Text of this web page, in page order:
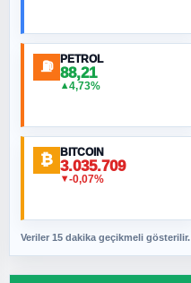
⛽ PETROL
88,21
▲4,73%
₿ BITCOIN
3.035.709
▼-0,07%
Veriler 15 dakika geçikmeli gösterilir.